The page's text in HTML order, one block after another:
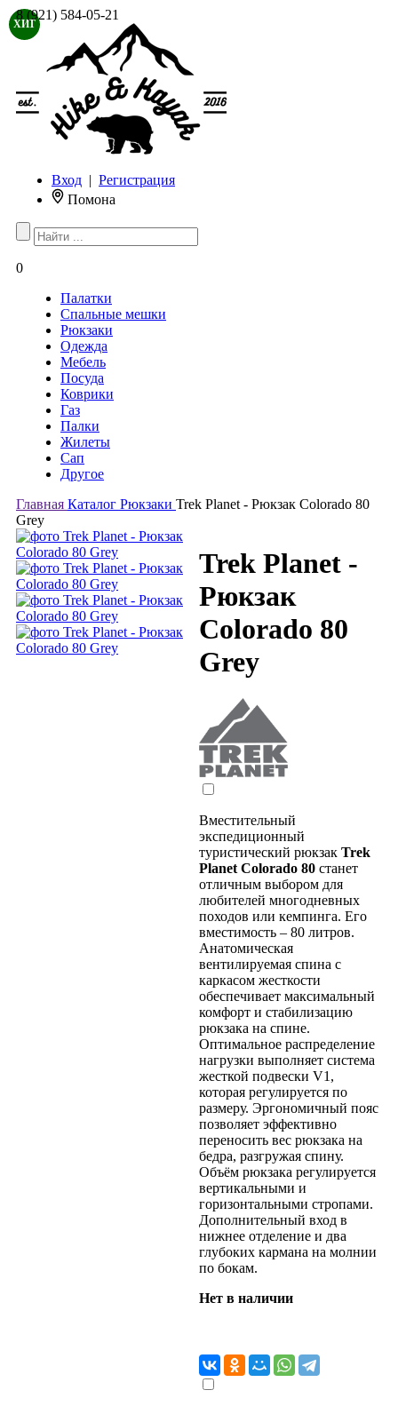
8 (921) 584-05-21
Вход | Регистрация
Помона
0
Палатки
Спальные мешки
Рюкзаки
Одежда
Мебель
Посуда
Коврики
Газ
Палки
Жилеты
Сап
Другое
Главная Каталог Рюкзаки Trek Planet - Рюкзак Colorado 80
Grey
ХИТ
Trek Planet -
Рюкзак
Colorado 80
Grey
Вместительный
экспедиционный
туристический рюкзак Trek
Planet Colorado 80 станет
отличным выбором для
любителей многодневных
походов или кемпинга. Его
вместимость – 80 литров.
Анатомическая
вентилируемая спина с
каркасом жесткости
обеспечивает максимальный
комфорт и стабилизацию
рюкзака на спине.
Оптимальное распределение
нагрузки выполняет система
жесткой подвески V1,
которая регулируется по
размеру. Эргономичный пояс
позволяет эффективно
переносить вес рюкзака на
бедра, разгружая спину.
Объём рюкзака регулируется
вертикальными и
горизонтальными стропами.
Дополнительный вход в
нижнее отделение и два
глубоких кармана на молнии
по бокам.
Нет в наличии